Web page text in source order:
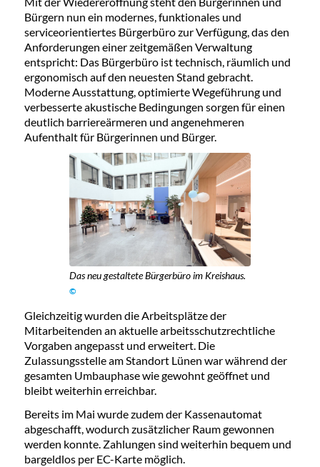
Bürgern nun ein modernes, funktionales und
serviceorientiertes Bürgerbüro zur Verfügung, das den
Anforderungen einer zeitgemäßen Verwaltung
entspricht: Das Bürgerbüro ist technisch, räumlich und
ergonomisch auf den neuesten Stand gebracht.
Moderne Ausstattung, optimierte Wegeführung und
verbesserte akustische Bedingungen sorgen für einen
deutlich barriereärmeren und angenehmeren
Aufenthalt für Bürgerinnen und Bürger.
Das neu gestaltete Bürgerbüro im Kreishaus.
©
Gleichzeitig wurden die Arbeitsplätze der
Mitarbeitenden an aktuelle arbeitsschutzrechtliche
Vorgaben angepasst und erweitert. Die
Zulassungsstelle am Standort Lünen war während der
gesamten Umbauphase wie gewohnt geöffnet und
bleibt weiterhin erreichbar.
Bereits im Mai wurde zudem der Kassenautomat
abgeschafft, wodurch zusätzlicher Raum gewonnen
werden konnte. Zahlungen sind weiterhin bequem und
bargeldlos per EC-Karte möglich.